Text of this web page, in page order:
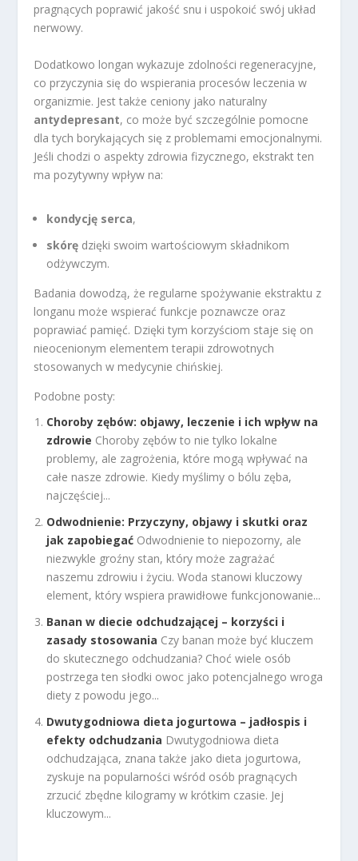
pragnących poprawić jakość snu i uspokoić swój układ
nerwowy.
Dodatkowo longan wykazuje zdolności regeneracyjne,
co przyczynia się do wspierania procesów leczenia w
organizmie. Jest także ceniony jako naturalny
antydepresant, co może być szczególnie pomocne
dla tych borykających się z problemami emocjonalnymi.
Jeśli chodzi o aspekty zdrowia fizycznego, ekstrakt ten
ma pozytywny wpływ na:
kondycję serca,
skórę dzięki swoim wartościowym składnikom
odżywczym.
Badania dowodzą, że regularne spożywanie ekstraktu z
longanu może wspierać funkcje poznawcze oraz
poprawiać pamięć. Dzięki tym korzyściom staje się on
nieocenionym elementem terapii zdrowotnych
stosowanych w medycynie chińskiej.
Podobne posty:
Choroby zębów: objawy, leczenie i ich wpływ na
zdrowie Choroby zębów to nie tylko lokalne
problemy, ale zagrożenia, które mogą wpływać na
całe nasze zdrowie. Kiedy myślimy o bólu zęba,
najczęściej...
Odwodnienie: Przyczyny, objawy i skutki oraz
jak zapobiegać Odwodnienie to niepozorny, ale
niezwykle groźny stan, który może zagrażać
naszemu zdrowiu i życiu. Woda stanowi kluczowy
element, który wspiera prawidłowe funkcjonowanie...
Banan w diecie odchudzającej – korzyści i
zasady stosowania Czy banan może być kluczem
do skutecznego odchudzania? Choć wiele osób
postrzega ten słodki owoc jako potencjalnego wroga
diety z powodu jego...
Dwutygodniowa dieta jogurtowa – jadłospis i
efekty odchudzania Dwutygodniowa dieta
odchudzająca, znana także jako dieta jogurtowa,
zyskuje na popularności wśród osób pragnących
zrzucić zbędne kilogramy w krótkim czasie. Jej
kluczowym...